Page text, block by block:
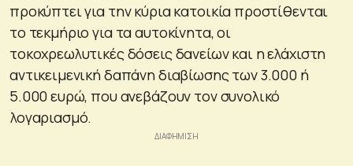
προκύπτει για την κύρια κατοικία προστίθενται
το τεκμήριο για τα αυτοκίνητα, οι
τοκοχρεωλυτικές δόσεις δανείων και η ελάχιστη
αντικειμενική δαπάνη διαβίωσης των 3.000 ή
5.000 ευρώ, που ανεβάζουν τον συνολικό
λογαριασμό.